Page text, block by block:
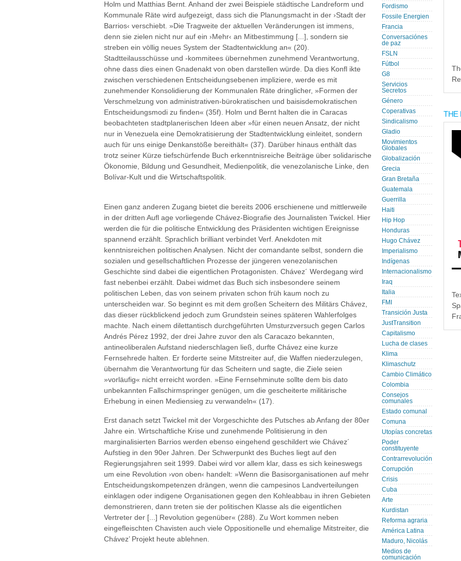
Holm und Matthias Bernt. Anhand der zwei Beispiele städtische Landreform und
Kommunale Räte wird aufgezeigt, dass sich die Planungsmacht in der ›Stadt der
Barrios‹ verschiebt. »Die Tragweite der aktuellen Veränderungen ist immens,
denn sie zielen nicht nur auf ein ›Mehr‹ an Mitbestimmung [...], sondern sie
streben ein völlig neues System der Stadtentwicklung an« (20).
Stadtteilausschüsse und -kommitees übernehmen zunehmend Verantwortung,
ohne dass dies einen Gnadenakt von oben darstellen würde. Da dies Konfl ikte
zwischen verschiedenen Entscheidungsebenen impliziere, werde es mit
zunehmender Konsolidierung der Kommunalen Räte dringlicher, »Formen der
Verschmelzung von administrativen-bürokratischen und baisisdemokratischen
Entscheidungsmodi zu finden« (35f). Holm und Bernt halten die in Caracas
beobachteten stadtplanerischen Ideen aber »für einen neuen Ansatz, der nicht
nur in Venezuela eine Demokratisierung der Stadtentwicklung einleitet, sondern
auch für uns einige Denkanstöße bereithält« (37). Darüber hinaus enthält das
trotz seiner Kürze tiefschürfende Buch erkenntnisreiche Beiträge über solidarische
Ökonomie, Bildung und Gesundheit, Medienpolitik, die venezolanische Linke, den
Bolívar-Kult und die Wirtschaftspolitik.
Einen ganz anderen Zugang bietet die bereits 2006 erschienene und mittlerweile
in der dritten Aufl age vorliegende Chávez-Biografie des Journalisten Twickel. Hier
werden die für die politische Entwicklung des Präsidenten wichtigen Ereignisse
spannend erzählt. Sprachlich brilliant verbindet Verf. Anekdoten mit
kenntnisreichen politischen Analysen. Nicht der comandante selbst, sondern die
sozialen und gesellschaftlichen Prozesse der jüngeren venezolanischen
Geschichte sind dabei die eigentlichen Protagonisten. Chávez´ Werdegang wird
fast nebenbei erzählt. Dabei widmet das Buch sich insbesondere seinem
politischen Leben, das von seinem privaten schon früh kaum noch zu
unterscheiden war. So beginnt es mit dem großen Scheitern des Militärs Chávez,
das dieser rückblickend jedoch zum Grundstein seines späteren Wahlerfolges
machte. Nach einem dilettantisch durchgeführten Umsturzversuch gegen Carlos
Andrés Pérez 1992, der drei Jahre zuvor den als Caracazo bekannten,
antineoliberalen Aufstand niederschlagen ließ, durfte Chávez eine kurze
Fernsehrede halten. Er forderte seine Mitstreiter auf, die Waffen niederzulegen,
übernahm die Verantwortung für das Scheitern und sagte, die Ziele seien
»vorläufig« nicht erreicht worden. »Eine Fernsehminute sollte dem bis dato
unbekannten Fallschirmspringer genügen, um die gescheiterte militärische
Erhebung in einen Mediensieg zu verwandeln« (17).
Erst danach setzt Twickel mit der Vorgeschichte des Putsches ab Anfang der 80er
Jahre ein. Wirtschaftliche Krise und zunehmende Politisierung in den
marginalisierten Barrios werden ebenso eingehend geschildert wie Chávez´
Aufstieg in den 90er Jahren. Der Schwerpunkt des Buches liegt auf den
Regierungsjahren seit 1999. Dabei wird vor allem klar, dass es sich keineswegs
um eine Revolution ›von oben‹ handelt: »Wenn die Basisorganisationen auf mehr
Entscheidungskompetenzen drängen, wenn die campesinos Landverteilungen
einklagen oder indigene Organisationen gegen den Kohleabbau in ihren Gebieten
demonstrieren, dann treten sie der politischen Klasse als die eigentlichen
Vertreter der [...] Revolution gegenüber« (288). Zu Wort kommen neben
eingefleischten Chavisten auch viele Oppositionelle und ehemalige Mitstreiter, die
Chávez’ Projekt heute ablehnen.
Fordismo
Fossile Energien
Francia
Conversaciónes
de paz
FSLN
Fútbol
G8
Servicios
Secretos
Género
Coperativas
Sindicalismo
Gladio
Movimientos
Globales
Globalización
Grecia
Gran Bretaña
Guatemala
Guerrilla
Haiti
Hip Hop
Honduras
Hugo Chávez
Imperialismo
Indígenas
Internacionalismo
Iraq
Italia
FMI
Transición Justa
JustTransition
Capitalismo
Lucha de clases
Klima
Klimaschutz
Cambio Climático
Colombia
Consejos
comunales
Estado comunal
Comuna
Utopías concretas
Poder
constituyente
Contrarrevolución
Corrupción
Crisis
Cuba
Arte
Kurdistan
Reforma agraria
América Latina
Maduro, Nicolás
Medios de
comunicación
THE